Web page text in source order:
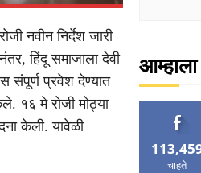
नवीन निर्देश जारी
हिंदू समाजाला देवी
संपूर्ण प्रवेश देण्यात
१६ मे रोजी मोठ्या
केली. यावेळी
चाहते